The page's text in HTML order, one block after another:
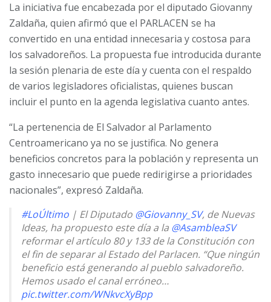
La iniciativa fue encabezada por el diputado Giovanny
Zaldaña, quien afirmó que el PARLACEN se ha
convertido en una entidad innecesaria y costosa para
los salvadoreños. La propuesta fue introducida durante
la sesión plenaria de este día y cuenta con el respaldo
de varios legisladores oficialistas, quienes buscan
incluir el punto en la agenda legislativa cuanto antes.
“La pertenencia de El Salvador al Parlamento
Centroamericano ya no se justifica. No genera
beneficios concretos para la población y representa un
gasto innecesario que puede redirigirse a prioridades
nacionales”, expresó Zaldaña.
#LoÚltimo | El Diputado @Giovanny_SV, de Nuevas
Ideas, ha propuesto este día a la @AsambleaSV
reformar el artículo 80 y 133 de la Constitución con
el fin de separar al Estado del Parlacen. “Que ningún
beneficio está generando al pueblo salvadoreño.
Hemos usado el canal erróneo…
pic.twitter.com/WNkvcXyBpp